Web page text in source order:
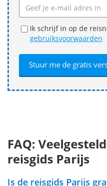
Ik schrijf in op de
gebruiksvoorwaarden
FAQ:
reisgids Parijs
Is de reisgids Parijs